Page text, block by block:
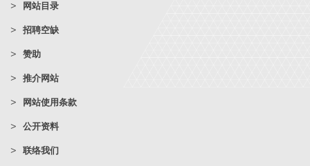
网站目录
招聘空缺
赞助
推介网站
网站使用条款
公开资料
联络我们